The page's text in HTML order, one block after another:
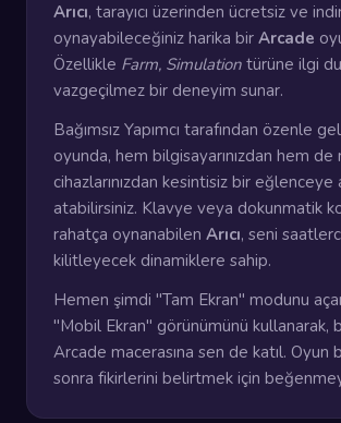
Arıcı, tarayıcı üzerinden ücretsiz ve
oynayabileceğiniz harika bir Arcade
Özellikle Farm, Simulation türüne ilgi
vazgeçilmez bir deneyim sunar.
Bağımsız Yapımcı tarafından özenle
oyunda, hem bilgisayarınızdan hem
cihazlarınızdan kesintisiz bir eğlenceye
atabilirsiniz. Klavye veya dokunmatik
rahatça oynanabilen Arıcı, seni
kilitleyecek dinamiklere sahip.
Hemen şimdi "Tam Ekran" modunu
"Mobil Ekran" görünümünü kullanarak,
Arcade macerasına sen de katıl. Oyun
sonra fikirlerini belirtmek için